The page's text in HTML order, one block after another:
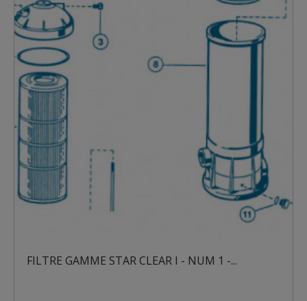
FILTRE GAMME STAR CLEAR I - NUM 1 -...